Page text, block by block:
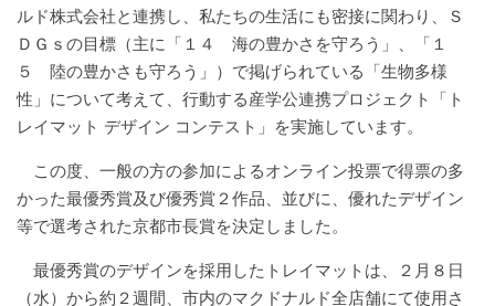
ルド株式会社と連携し、私たちの生活にも密接に関わり、Ｓ
ＤＧｓの目標（主に「１４ 海の豊かさを守ろう」、「１
５ 陸の豊かさも守ろう」）で掲げられている「生物多様
性」について考えて、行動する産学公連携プロジェクト「ト
レイマット デザイン コンテスト」を実施しています。
この度、一般の方の参加によるオンライン投票で得票の多
かった最優秀賞及び優秀賞２作品、並びに、優れたデザイン
等で選考された京都市長賞を決定しました。
最優秀賞のデザインを採用したトレイマットは、２月８日
（水）から約２週間、市内のマクドナルド全店舗にて使用さ